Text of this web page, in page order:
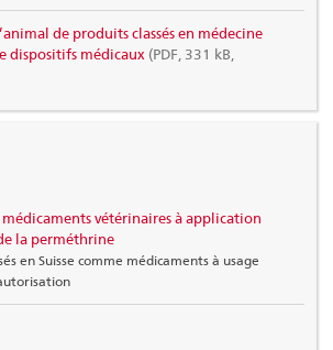
de produits classés en médecine
dispositifs médicaux (PDF, 331 kB,
vétérinaires à application
la perméthrine
en Suisse comme médicaments à usage